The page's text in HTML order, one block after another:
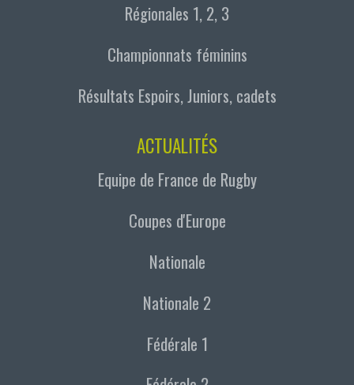
Régionales 1, 2, 3
Championnats féminins
Résultats Espoirs, Juniors, cadets
ACTUALITÉS
Equipe de France de Rugby
Coupes d'Europe
Nationale
Nationale 2
Fédérale 1